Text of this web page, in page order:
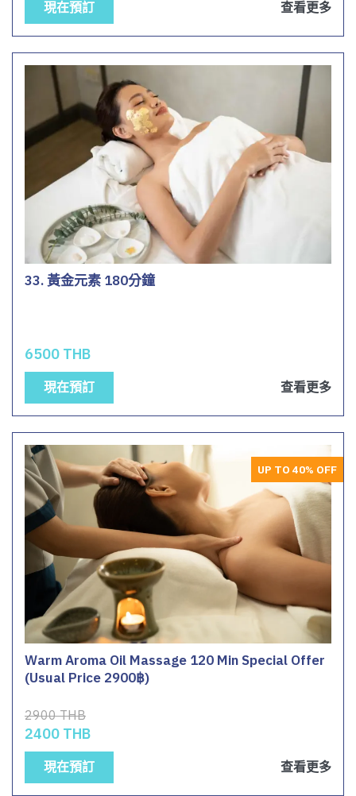
現在預訂 查看更多
33. 黃金元素 180分鐘
6500 THB
現在預訂 查看更多
UP TO 40% OFF
Warm Aroma Oil Massage 120 Min Special Offer
(Usual Price 2900฿)
2900 THB
2400 THB
現在預訂 查看更多